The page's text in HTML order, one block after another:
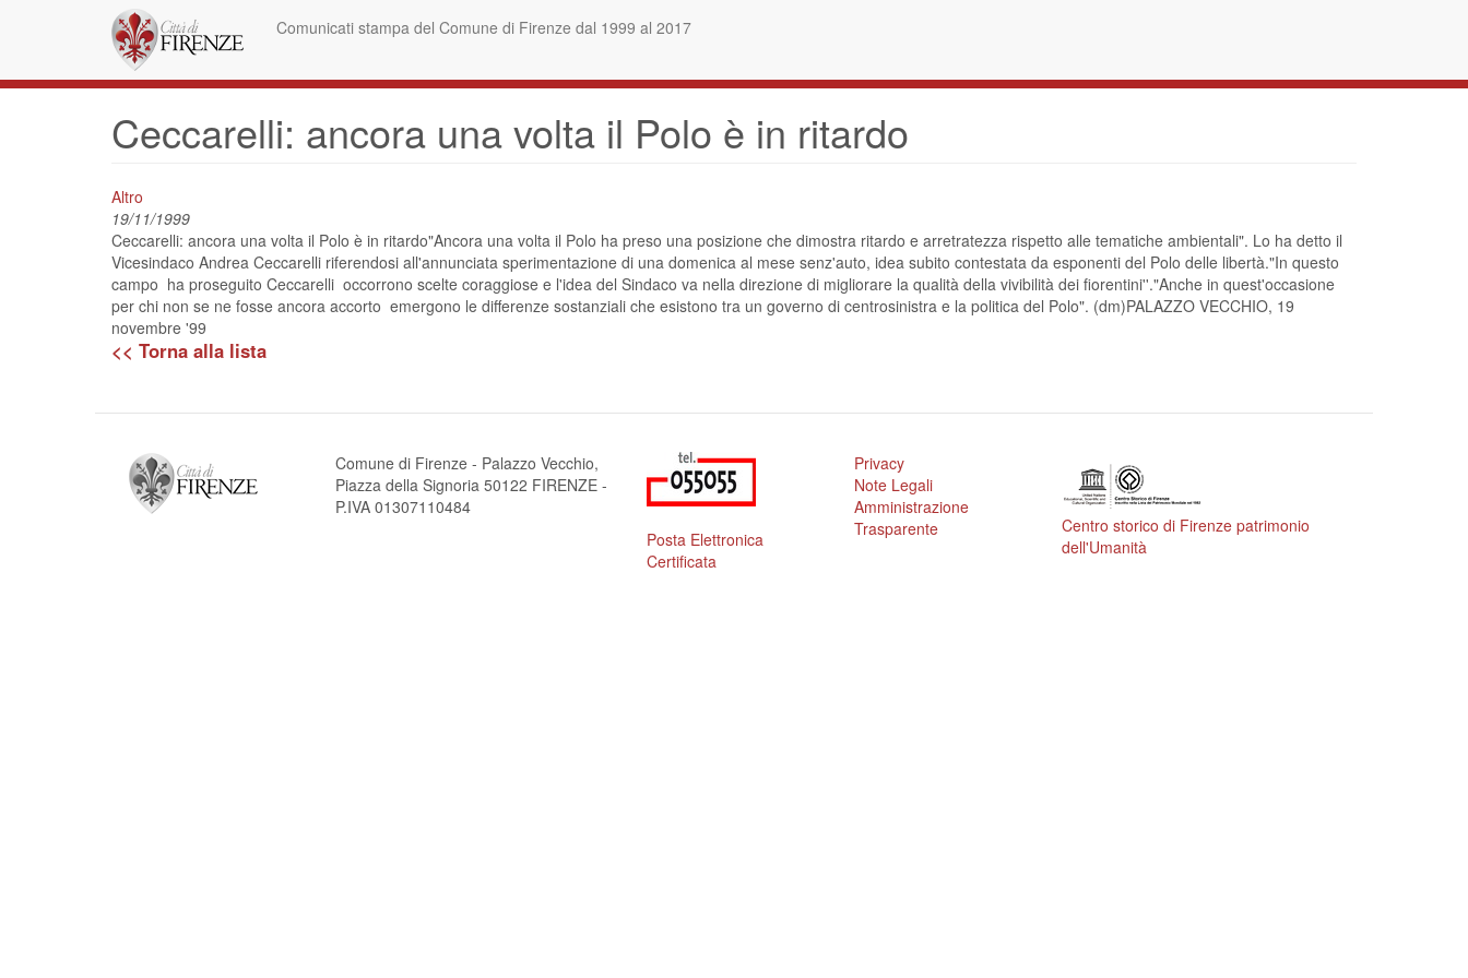
content
Comunicati stampa del Comune di Firenze dal 1999 al 2017
Ceccarelli: ancora una volta il Polo è in ritardo
Altro
19/11/1999
Ceccarelli: ancora una volta il Polo è in ritardo"Ancora una volta il Polo ha preso una posizione che dimostra ritardo e arretratezza rispetto alle tematiche ambientali". Lo ha detto il
Vicesindaco Andrea Ceccarelli riferendosi all'annunciata sperimentazione di una domenica al mese senz'auto, idea subito contestata da esponenti del Polo delle libertà."In questo
campo  ha proseguito Ceccarelli  occorrono scelte coraggiose e l'idea del Sindaco va nella direzione di migliorare la qualità della vivibilità dei fiorentini''."Anche in quest'occasione 
per chi non se ne fosse ancora accorto  emergono le differenze sostanziali che esistono tra un governo di centrosinistra e la politica del Polo". (dm)PALAZZO VECCHIO, 19
novembre '99
<< Torna alla lista
Comune di Firenze - Palazzo Vecchio,
Piazza della Signoria 50122 FIRENZE -
P.IVA 01307110484
Posta Elettronica
Certificata
Privacy
Note Legali
Amministrazione
Trasparente
Centro storico di Firenze patrimonio
dell'Umanità